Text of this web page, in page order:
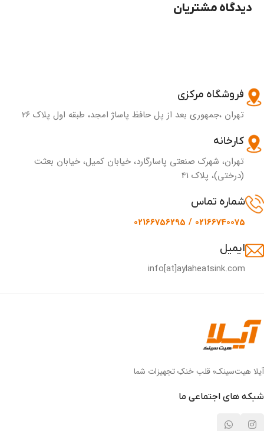
دیدگاه مشتریان
فروشگاه مرکزی
تهران ،جمهوری بعد از پل حافظ پاساژ امجد، طبقه اول پلاک ۲۶
کارخانه
تهران، شهرک صنعتی پاسارگارد، خیابان کمیل، خیابان بعثت
(درختی)، پلاک 41
شماره تماس
02166740075 / 02166756295
ایمیل
info[at]aylaheatsink.com
آیلا هیت‌سینک؛ قلب خنکِ تجهیزات شما
شبکه های اجتماعی ما